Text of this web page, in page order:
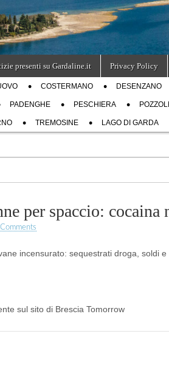
presenti su Gardaline.it Privacy Policy
COSTERMANO DESENZANO
PADENGHE PESCHIERA
TREMOSINE LAGO DI GARDA
per spaccio: cocaina
incensurato: sequestrati droga, soldi e
sul sito di Brescia Tomorrow